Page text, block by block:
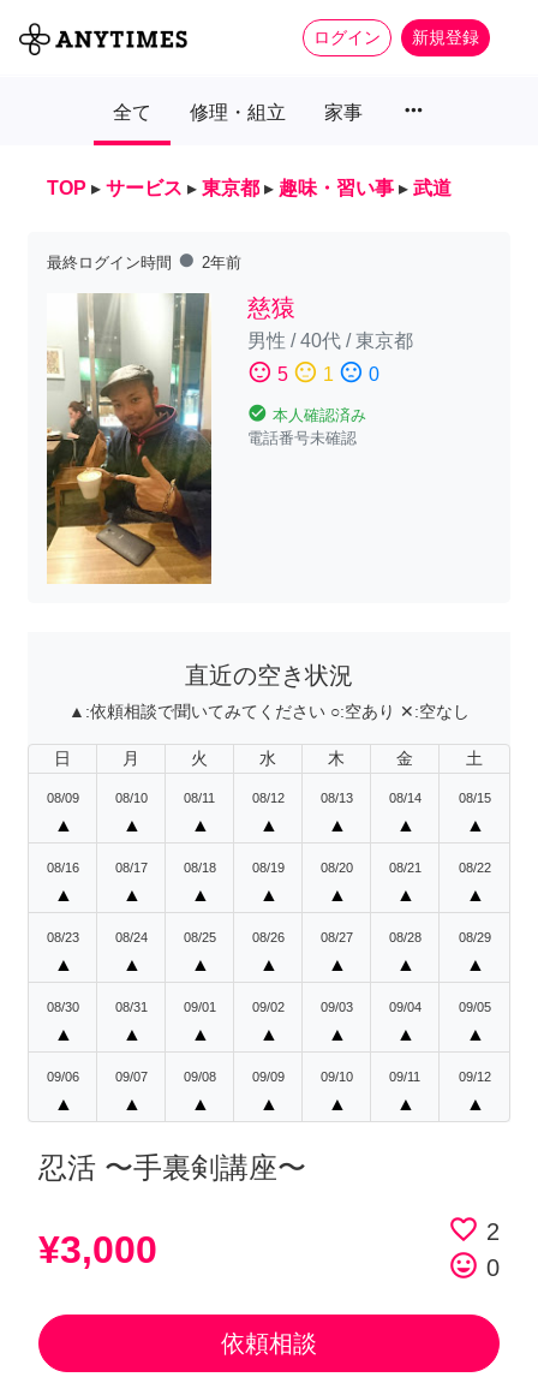
ログイン 新規登録
全て 修理・組立 家事 more_horiz
TOP ▸ サービス ▸ 東京都 ▸ 趣味・習い事 ▸ 武道
最終ログイン時間 fiber_manual_record 2年前
慈猿
男性 /40代/東京都
sentiment_satisfied 5 sentiment_neutral 1 sentiment_dissatisfied 0
check_circle 本人確認済み
電話番号未確認
直近の空き状況
▲:依頼相談で聞いてみてください ○:空あり ✕:空なし
日 月 火 水 木 金 土
08/09
▲
08/10
▲
08/11
▲
08/12
▲
08/13
▲
08/14
▲
08/15
▲
08/16
▲
08/17
▲
08/18
▲
08/19
▲
08/20
▲
08/21
▲
08/22
▲
08/23
▲
08/24
▲
08/25
▲
08/26
▲
08/27
▲
08/28
▲
08/29
▲
08/30
▲
08/31
▲
09/01
▲
09/02
▲
09/03
▲
09/04
▲
09/05
▲
09/06
▲
09/07
▲
09/08
▲
09/09
▲
09/10
▲
09/11
▲
09/12
▲
忍活 〜手裏剣講座〜
¥3,000 favorite_border 2
tag_faces 0
依頼相談